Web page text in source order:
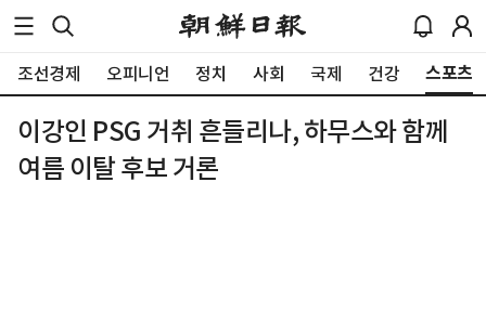
조선경제 오피니언 정치 사회 국제 건강 스포츠
이강인 PSG 거취 흔들리나, 하무스와 함께
여름 이탈 후보 거론